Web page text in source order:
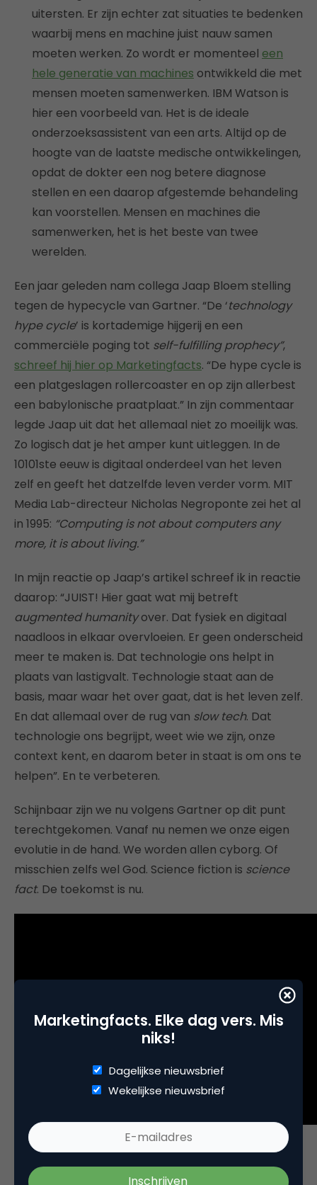
uitersten. Er zijn echter zat situaties te bedenken
waarbij mens en machine juist nauw samen
moeten werken. Zo wordt er momenteel een
hele generatie van machines ontwikkeld die met
mensen moeten samenwerken. IBM Watson is
hier een voorbeeld van. Het is de ideale
onderzoeksassistent van een arts. Altijd op de
hoogte van de laatste medische ontwikkelingen,
opdat de dokter een nog betere diagnose
stellen en een daarop afgestemde behandeling
kan voorstellen. Mensen en machines die
samenwerken, het is het beste van twee
werelden.
Een jaar geleden nam collega Jaap Bloem stelling
tegen de hypecycle van Gartner. “De ‘technology
hype cycle’ is kortademige hijgerij en een
commerciële poging tot self-fulfilling prophecy”,
schreef hij hier op Marketingfacts. “De hype cycle is
een platgeslagen rollercoaster en op zijn allerbest
een babylonische praatplaat.” In zijn commentaar
legde Jaap uit dat het allemaal niet zo moeilijk was.
Zo logisch dat je het amper kunt uitleggen. In de
10101ste eeuw is digitaal onderdeel van het leven
zelf en geeft het datzelfde leven verder vorm. MIT
Media Lab-directeur Nicholas Negroponte zei het al
in 1995: “Computing is not about computers any
more, it is about living.”
In mijn reactie op Jaap’s artikel schreef ik in reactie
daarop: “JUIST! Hier gaat wat mij betreft
augmented humanityover. Dat fysiek en digitaal
naadloos in elkaar overvloeien. Er geen onderscheid
meer te maken is. Dat technologie ons helpt in
plaats van lastigvalt. Technologie staat aan de
basis, maar waar het over gaat, dat is het leven zelf.
En dat allemaal over de rug van slow tech. Dat
technologie ons begrijpt, weet wie we zijn, onze
context kent, en daarom beter in staat is om ons te
helpen”. En te verbeteren.
Schijnbaar zijn we nu volgens Gartner op dit punt
terechtgekomen. Vanaf nu nemen we onze eigen
evolutie in de hand. We worden allen cyborg. Of
misschien zelfs wel God. Science fiction is science
fact. De toekomst is nu.
“If human history is the story of
Marketingfacts. Elke dag vers. Mis
niks!
Dagelijkse nieuwsbrief
Wekelijkse nieuwsbrief